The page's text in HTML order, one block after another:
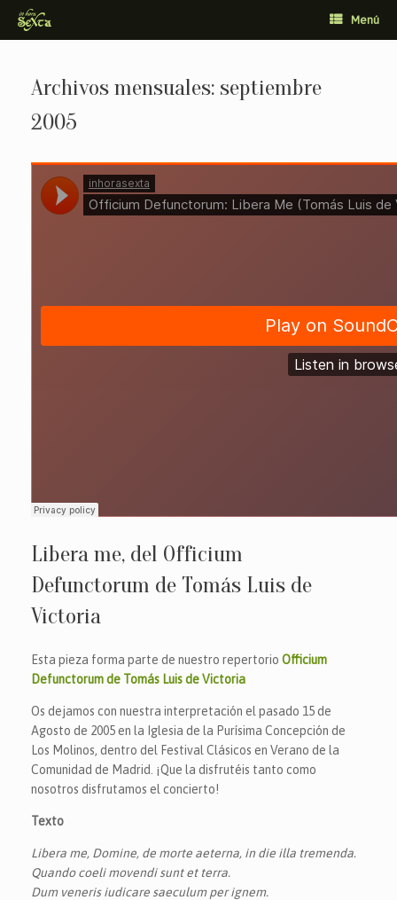
Saltar
contenido
Menú
Archivos mensuales: septiembre
2005
Libera me, del Officium
Defunctorum de Tomás Luis de
Victoria
Esta pieza forma parte de nuestro repertorio Officium
Defunctorum de Tomás Luis de Victoria
Os dejamos con nuestra interpretación el pasado 15 de
Agosto de 2005 en la Iglesia de la Purísima Concepción de
Los Molinos, dentro del Festival Clásicos en Verano de la
Comunidad de Madrid. ¡Que la disfrutéis tanto como
nosotros disfrutamos el concierto!
Texto
Libera me, Domine, de morte aeterna, in die illa tremenda.
Quando coeli movendi sunt et terra.
Dum veneris iudicare saeculum per ignem.